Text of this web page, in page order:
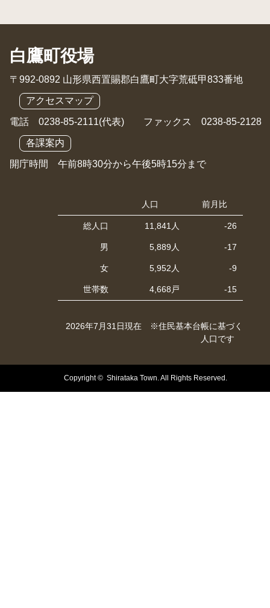
白鷹町役場
〒992-0892 山形県西置賜郡白鷹町大字荒砥甲833番地
アクセスマップ
電話 0238-85-2111(代表) ファックス 0238-85-2128
各課案内
開庁時間 午前8時30分から午後5時15分まで
人口 前月比
総人口 11,841人 -26
男 5,889人 -17
女 5,952人 -9
世帯数 4,668戸 -15
2026年7月31日現在 ※住民基本台帳に基づく
人口です
Copyright © Shirataka Town. All Rights Reserved.